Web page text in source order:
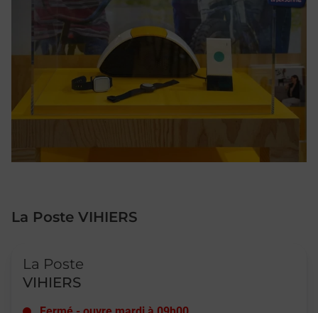
La Poste VIHIERS
La Poste
VIHIERS